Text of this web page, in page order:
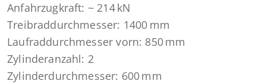
Anfahrzugkraft: ~ 214 kN
Treibraddurchmesser: 1400 mm
Laufraddurchmesser vorn: 850 mm
Zylinderanzahl: 2
Zylinderdurchmesser: 600 mm